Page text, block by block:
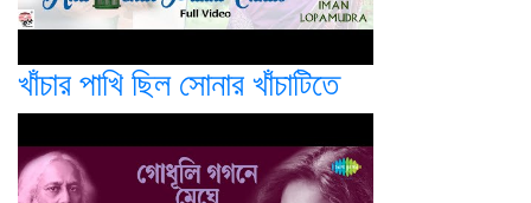
খাঁচার পাখি ছিল সোনার খাঁচাটিতে